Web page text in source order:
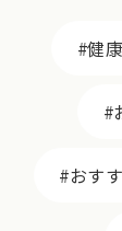
健
おす